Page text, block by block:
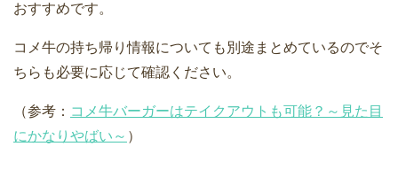
おすすめです。
コメ牛の持ち帰り情報についても別途まとめているのでそ
ちらも必要に応じて確認ください。
（参考： コメ牛バーガーはテイクアウトも可能？～見た目
にかなりやばい～ ）